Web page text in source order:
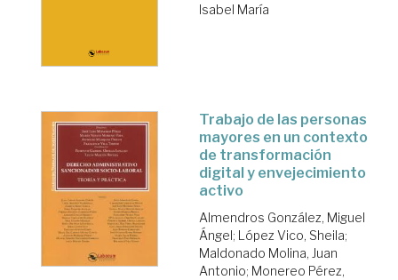
Isabel María
Trabajo de las personas
mayores en un contexto
de transformación
digital y envejecimiento
activo
Almendros González, Miguel
Ángel; López Vico, Sheila;
Maldonado Molina, Juan
Antonio; Monereo Pérez,